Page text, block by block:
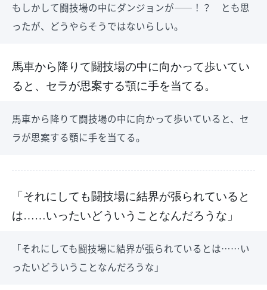
もしかして闘技場の中にダンジョンが――！？ とも思
ったが、どうやらそうではないらしい。
馬車から降りて闘技場の中に向かって歩いてい
ると、セラが思案する顎に手を当てる。
馬車から降りて闘技場の中に向かって歩いていると、セ
ラが思案する顎に手を当てる。
「それにしても闘技場に結界が張られていると
は……いったいどういうことなんだろうな」
「それにしても闘技場に結界が張られているとは……い
ったいどういうことなんだろうな」